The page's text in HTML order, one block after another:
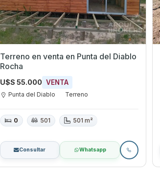
Terreno en venta en Punta del Diablo
Rocha
U$S 55.000 VENTA
Punta del Diablo Terreno
0 501 501 m²
Consultar Whatsapp